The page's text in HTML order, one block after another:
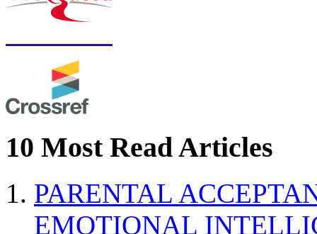
10 Most Read Articles
PARENTAL
EMOTIONAL